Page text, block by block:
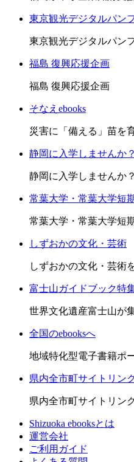
東京観光デジタルパン
東京観光デジタルパン
福島 復興応援企画
福島 復興応援企画
そなえebooks
災害に「備える」苗を
静岡に入学しませんか？
静岡に入学しませんか？
常葉大学・常葉大学短
常葉大学・常葉大学短
しずおかの文化・芸術
しずおかの文化・芸術
富士山ガイドブック特
世界文化遺産富士山が
全国のebooksへ
地域特化型電子書籍ポ
県内全市町サイトリン
県内全市町サイトリン
Shizuoka ebooksとは
運営会社
ご利用ガイド